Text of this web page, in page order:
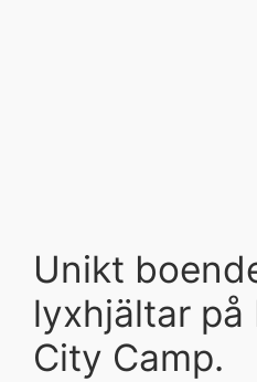
Unikt
lyxhjältar på
City Camp.